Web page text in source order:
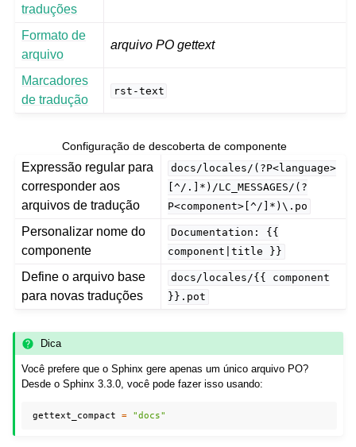
traduções
Formato de
arquivo
arquivo PO gettext
Marcadores
de tradução
rst-text
Configuração de descoberta de componente
Expressão regular para
corresponder aos
arquivos de tradução
docs/locales/(?P<language>
[^/.]*)/LC_MESSAGES/(?
P<component>[^/]*)\.po
Personalizar nome do
componente
Documentation:
{{
component|title
}}
Define o arquivo base
para novas traduções
docs/locales/{{
component
}}.pot
Dica
Você prefere que o Sphinx gere apenas um único arquivo PO?
Desde o Sphinx 3.3.0, você pode fazer isso usando:
gettext_compact = "docs"